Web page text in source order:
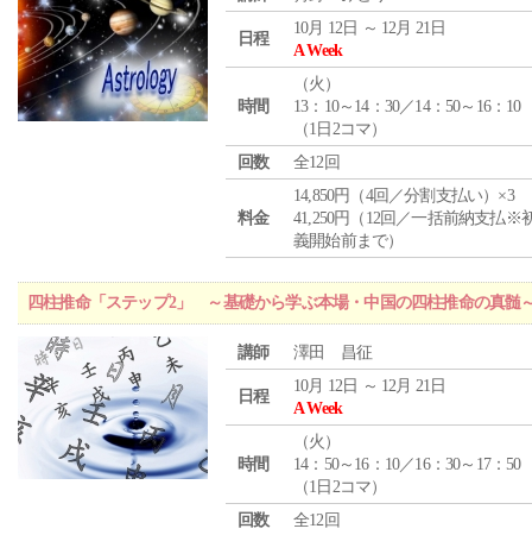
日程
10月 12日 ～ 12月 21日
A Week
時間
（火 ）
13：10～14：30／14：50～16：10
（1日2コマ）
回数
全12回
料金
14,850円（4回／分割支払い）×3
41,250円（12回／一括前納支払※
義開始前まで）
四柱推命「ステップ2」 ～基礎から学ぶ本場・中国の四柱推命の真髄
講師 澤田 昌征
日程
10月 12日 ～ 12月 21日
A Week
時間
（火 ）
14：50～16：10／16：30～17：50
（1日2コマ）
回数
全12回